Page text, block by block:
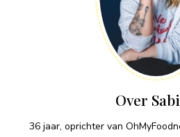
Over
36 jaar, oprichter van